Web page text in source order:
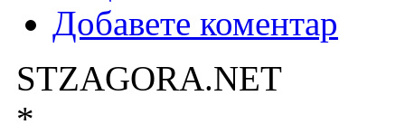
Добавете коментар
STZAGORA.NET
*